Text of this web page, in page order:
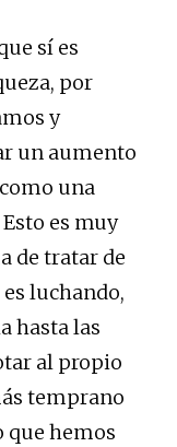
sí es
por
y
un aumento
una
es muy
de tratar de
luchando,
hasta las
al propio
temprano
que hemos